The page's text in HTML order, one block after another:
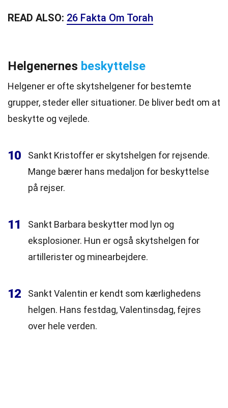
READ ALSO: 26 Fakta Om Torah
Helgenernes beskyttelse
Helgener er ofte skytshelgener for bestemte
grupper, steder eller situationer. De bliver bedt om at
beskytte og vejlede.
10
Sankt Kristoffer er skytshelgen for rejsende.
Mange bærer hans medaljon for beskyttelse
på rejser.
11
Sankt Barbara beskytter mod lyn og
eksplosioner. Hun er også skytshelgen for
artillerister og minearbejdere.
12
Sankt Valentin er kendt som kærlighedens
helgen. Hans festdag, Valentinsdag, fejres
over hele verden.